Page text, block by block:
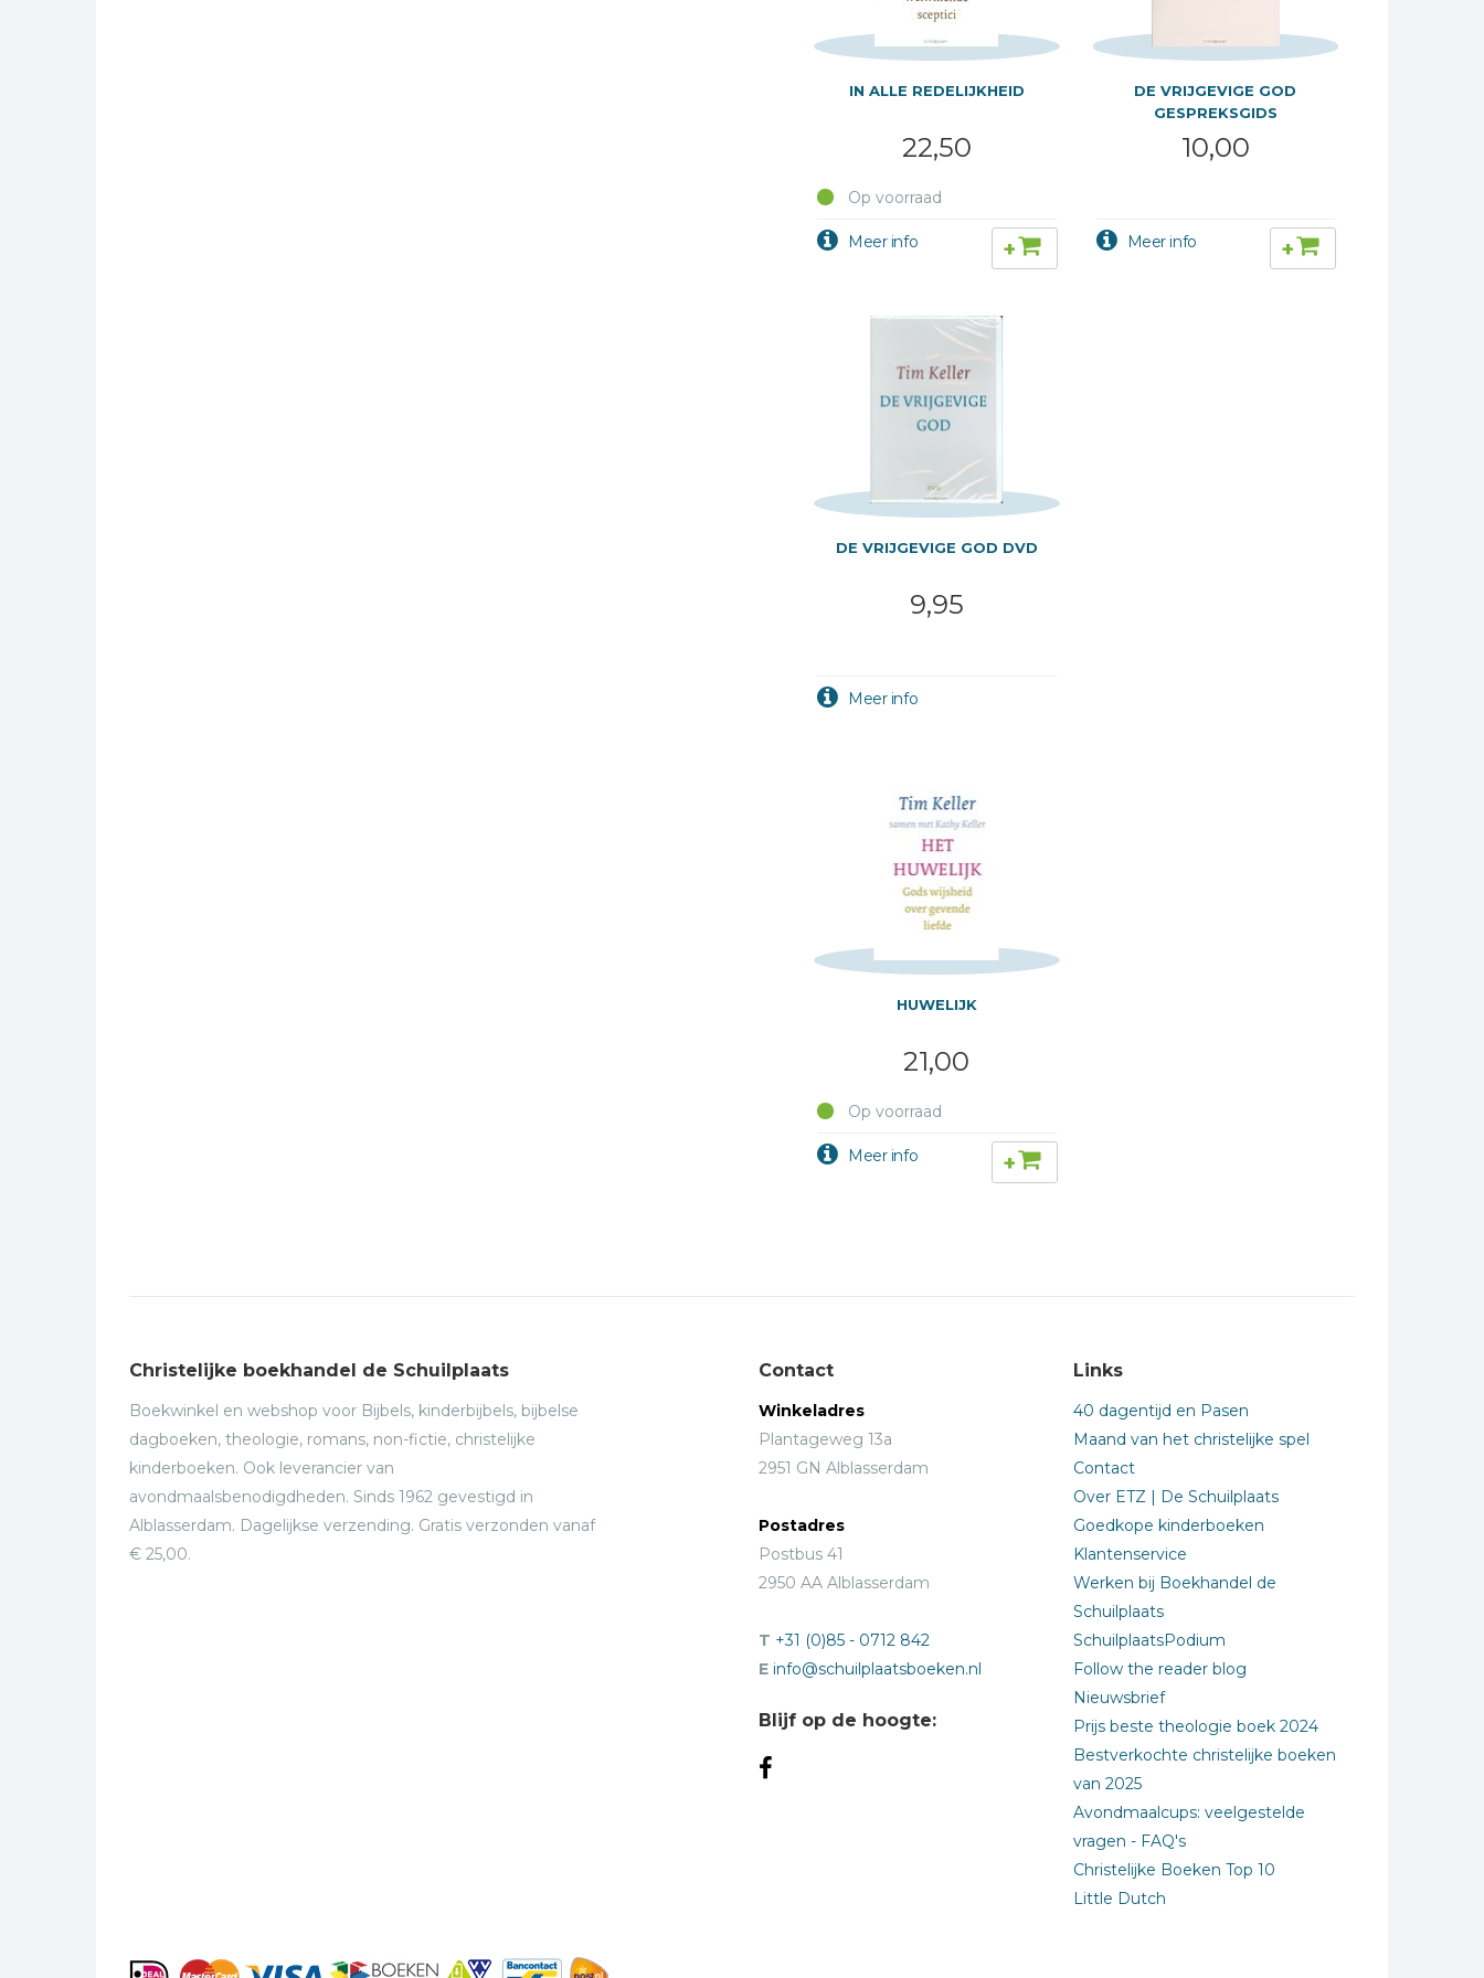
IN ALLE REDELIJKHEID
22,50
Op voorraad
+
DE VRIJGEVIGE GOD
GESPREKSGIDS
10,00
+
DE VRIJGEVIGE GOD DVD
9,95
HUWELIJK
21,00
Op voorraad
+
Christelijke boekhandel de Schuilplaats
Boekwinkel en webshop voor Bijbels, kinderbijbels, bijbelse
dagboeken, theologie, romans, non-fictie, christelijke
kinderboeken. Ook leverancier van
avondmaalsbenodigdheden. Sinds 1962 gevestigd in
Alblasserdam. Dagelijkse verzending. Gratis verzonden vanaf
€ 25,00.
Contact
Winkeladres
Plantageweg 13a
2951 GN Alblasserdam
Postadres
Postbus 41
2950 AA Alblasserdam
T +31 (0)85 - 0712 842
E info@schuilplaatsboeken.nl
Blijf op de hoogte:
Links
40 dagentijd en Pasen
Maand van het christelijke spel
Contact
Over ETZ | De Schuilplaats
Goedkope kinderboeken
Klantenservice
Werken bij Boekhandel de
Schuilplaats
SchuilplaatsPodium
Follow the reader blog
Nieuwsbrief
Prijs beste theologie boek 2024
Bestverkochte christelijke boeken
van 2025
Avondmaalcups: veelgestelde
vragen - FAQ's
Christelijke Boeken Top 10
Little Dutch